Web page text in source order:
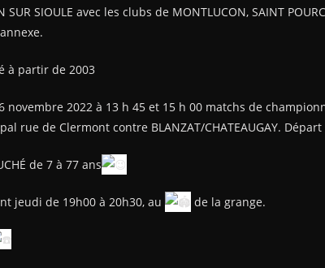
SUR SIOULE avec les clubs de MONTLUCON, SAINT
à partir de 2003
novembre 2022 à 13 h 45 et 15 h 00 matchs de
rue de Clermont contre BLANZAT/CHATEAUGAY.
de 7 à 77 ans
jeudi de 19h00 à 20h30, au de la grange.